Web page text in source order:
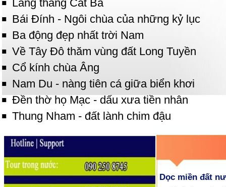
Lang thang Cát Bà
Bái Đính - Ngôi chùa của những kỷ lục
Ba động đẹp nhất trời Nam
Về Tây Đô thăm vùng đất Long Tuyền
Cổ kính chùa Âng
Nam Du - nàng tiên cá giữa biển khơi
Đền thờ họ Mạc - dấu xưa tiền nhân
Thung Nham - đất lành chim đậu
Dọc miền đất